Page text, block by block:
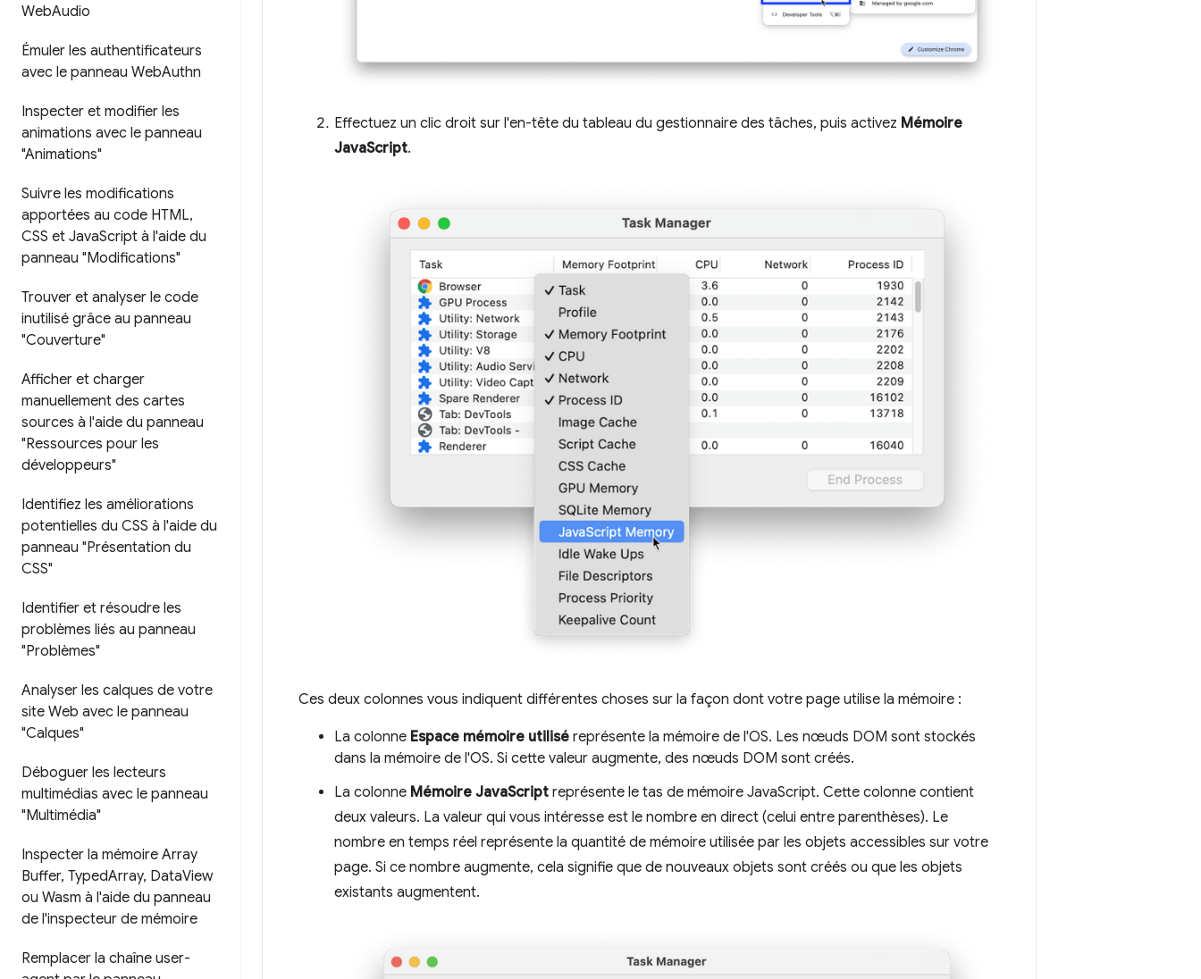
WebAudio
Émuler les authentificateurs
avec le panneau WebAuthn
Inspecter et modifier les
animations avec le panneau
"Animations"
Suivre les modifications
apportées au code HTML,
CSS et JavaScript à l'aide du
panneau "Modifications"
Trouver et analyser le code
inutilisé grâce au panneau
"Couverture"
Afficher et charger
manuellement des cartes
sources à l'aide du panneau
"Ressources pour les
développeurs"
Identifiez les améliorations
potentielles du CSS à l'aide du
panneau "Présentation du
CSS"
Identifier et résoudre les
problèmes liés au panneau
"Problèmes"
Analyser les calques de votre
site Web avec le panneau
"Calques"
Déboguer les lecteurs
multimédias avec le panneau
"Multimédia"
Inspecter la mémoire Array
Buffer, TypedArray, DataView
ou Wasm à l'aide du panneau
de l'inspecteur de mémoire
Remplacer la chaîne user-
Effectuez un clic droit sur l'en-tête du tableau du gestionnaire des tâches, puis activez Mémoire
JavaScript.
Ces deux colonnes vous indiquent différentes choses sur la façon dont votre page utilise la mémoire :
La colonne Espace mémoire utilisé représente la mémoire de l'OS. Les nœuds DOM sont stockés
dans la mémoire de l'OS. Si cette valeur augmente, des nœuds DOM sont créés.
La colonne Mémoire JavaScript représente le tas de mémoire JavaScript. Cette colonne contient
deux valeurs. La valeur qui vous intéresse est le nombre en direct (celui entre parenthèses). Le
nombre en temps réel représente la quantité de mémoire utilisée par les objets accessibles sur votre
page. Si ce nombre augmente, cela signifie que de nouveaux objets sont créés ou que les objets
existants augmentent.